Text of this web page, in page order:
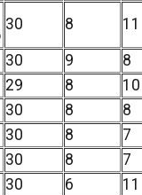
30 8 11
30 9 8
29 8 10
30 8 8
30 8 7
30 8 7
30 6 11